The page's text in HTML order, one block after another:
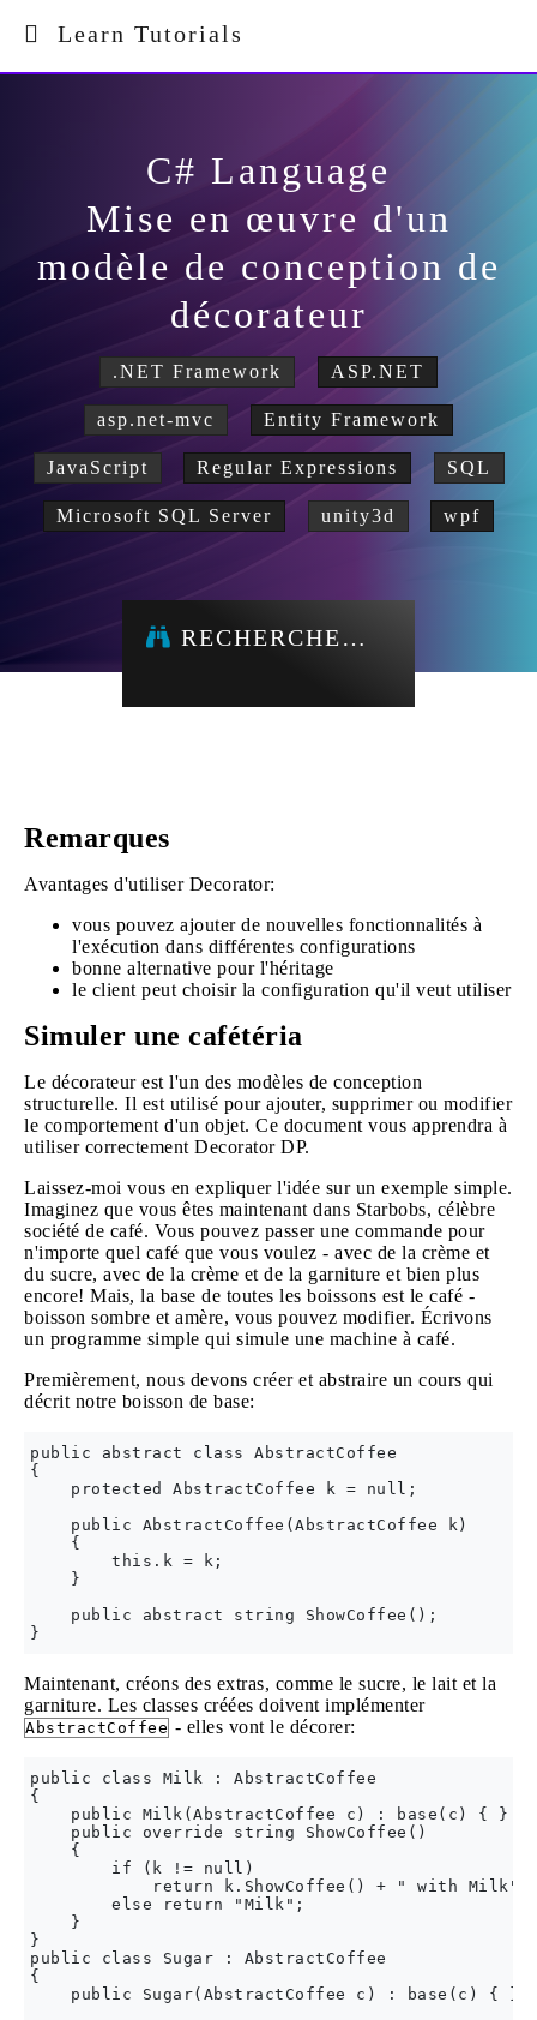
Learn Tutorials
C# Language
Mise en œuvre d'un
modèle de conception de
décorateur
.NET Framework ASP.NET
asp.net-mvc Entity Framework
JavaScript Regular Expressions SQL
Microsoft SQL Server unity3d wpf
RECHERCHE…
Remarques
Avantages d'utiliser Decorator:
vous pouvez ajouter de nouvelles fonctionnalités à
l'exécution dans différentes configurations
bonne alternative pour l'héritage
le client peut choisir la configuration qu'il veut utiliser
Simuler une cafétéria
Le décorateur est l'un des modèles de conception
structurelle. Il est utilisé pour ajouter, supprimer ou modifier
le comportement d'un objet. Ce document vous apprendra à
utiliser correctement Decorator DP.
Laissez-moi vous en expliquer l'idée sur un exemple simple.
Imaginez que vous êtes maintenant dans Starbobs, célèbre
société de café. Vous pouvez passer une commande pour
n'importe quel café que vous voulez - avec de la crème et
du sucre, avec de la crème et de la garniture et bien plus
encore! Mais, la base de toutes les boissons est le café -
boisson sombre et amère, vous pouvez modifier. Écrivons
un programme simple qui simule une machine à café.
Premièrement, nous devons créer et abstraire un cours qui
décrit notre boisson de base:
public abstract class AbstractCoffee
{
    protected AbstractCoffee k = null;
    public AbstractCoffee(AbstractCoffee k)
    {
        this.k = k;
    }
    public abstract string ShowCoffee();
Maintenant, créons des extras, comme le sucre, le lait et la
garniture. Les classes créées doivent implémenter
AbstractCoffee - elles vont le décorer:
public class Milk : AbstractCoffee
{
    public Milk(AbstractCoffee c) : base(c) { }
    public override string ShowCoffee()
    {
        if (k != null)
            return k.ShowCoffee() + " with Milk";
        else return "Milk";
    }
}
public class Sugar : AbstractCoffee
{
    public Sugar(AbstractCoffee c) : base(c) { }